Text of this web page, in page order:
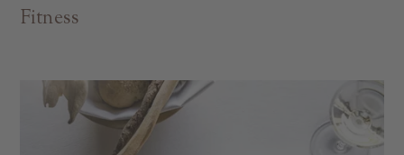
A TUTTI I RESORTS E RETREATS
Fitness